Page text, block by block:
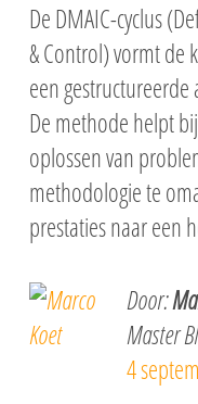
De DMAIC-cyclus
& Control) vormt de
een
De methode helpt
oplossen van
methodologie te
prestaties naar een
Door:
Master
4